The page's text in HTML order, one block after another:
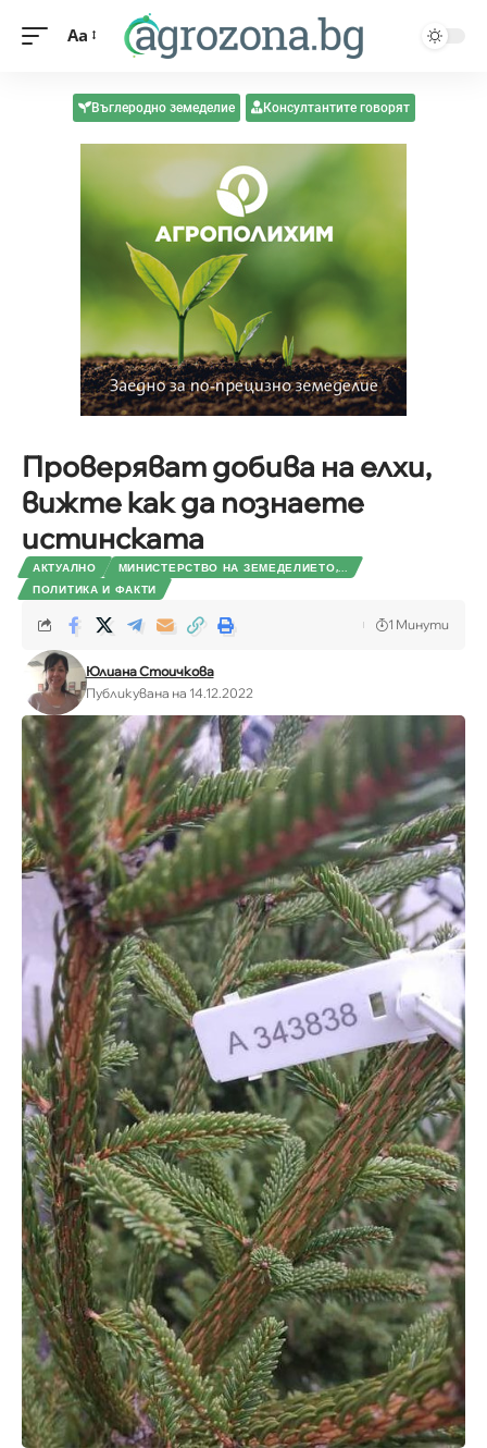
Aa
Въглеродно земеделие Консултантите говорят
Проверяват добива на елхи,
вижте как да познаете
истинската
АКТУАЛНО
МИНИСТЕРСТВО НА ЗЕМЕДЕЛИЕТО,...
ПОЛИТИКА И ФАКТИ
Юлиана Стоичкова
Публикувана на 14.12.2022
1 Минути